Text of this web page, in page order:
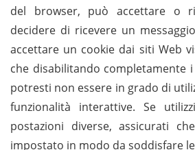
del browser, può accettare o
decidere di ricevere un
accettare un cookie dai siti Web
che disabilitando completamente
potresti non essere in grado di
funzionalità interattive. Se
postazioni diverse, assicurati
impostato in modo da soddisfare